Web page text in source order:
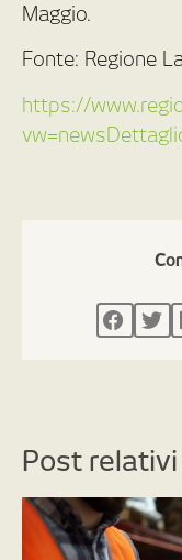
Maggio.
Fonte: Regione
https://
Post relativi